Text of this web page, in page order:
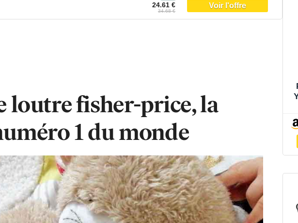
24.61 €
34.68 €
loutre fisher-price, la
1 du monde